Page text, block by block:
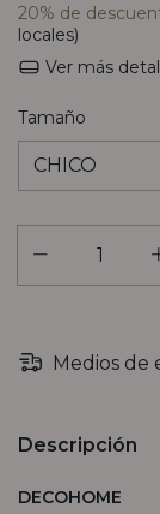
20% de
locales)
Ver más
Tamaño
Medios de
Descripción
DECOHOME